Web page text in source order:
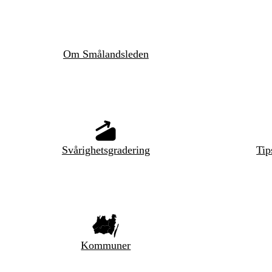
Om Smålandsleden
Svårighetsgradering
Kommuner